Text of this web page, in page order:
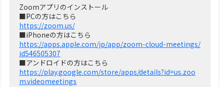
Zoomアプリのインストール
■PCの方はこちら
https://zoom.us/
■iPhoneの方はこちら
https://apps.apple.com/jp/app/zoom-cloud-meetings/
id546505307
■アンドロイドの方はこちら
https://play.google.com/store/apps/details?id=us.zoo
m.videomeetings